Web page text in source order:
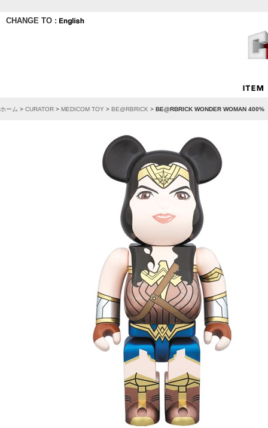
CHANGE TO :
ホーム > CURATOR > MEDICOM TOY > BE@RBRICK > BE@RBRICK WONDER WOMAN 400%